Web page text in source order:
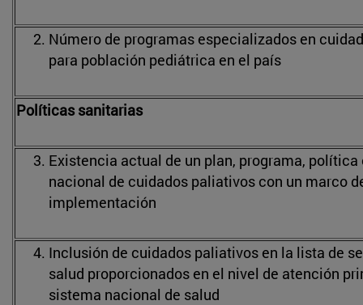
Número de programas especializados en
para población pediátrica en el país
Políticas sanitarias
Existencia actual de un plan, programa,
nacional de cuidados paliativos con un marco
implementación
Inclusión de cuidados paliativos en la lista de
salud proporcionados en el nivel de atención
sistema nacional de salud